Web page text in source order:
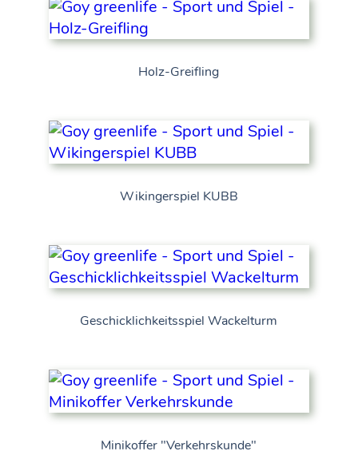
Holz-Greifling
Wikingerspiel KUBB
Geschicklichkeitsspiel Wackelturm
Minikoffer "Verkehrskunde"